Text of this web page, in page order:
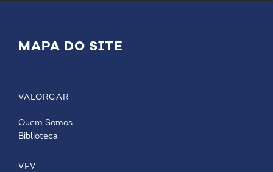
MAPA DO SITE
VALORCAR
Quem Somos
Biblioteca
VFV